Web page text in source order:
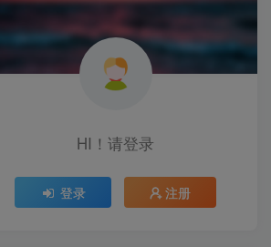
HI！请登录
登录 注册